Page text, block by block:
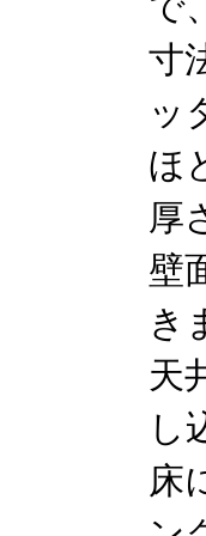
寸
ッ
ほ
厚
壁
き
天
し
床